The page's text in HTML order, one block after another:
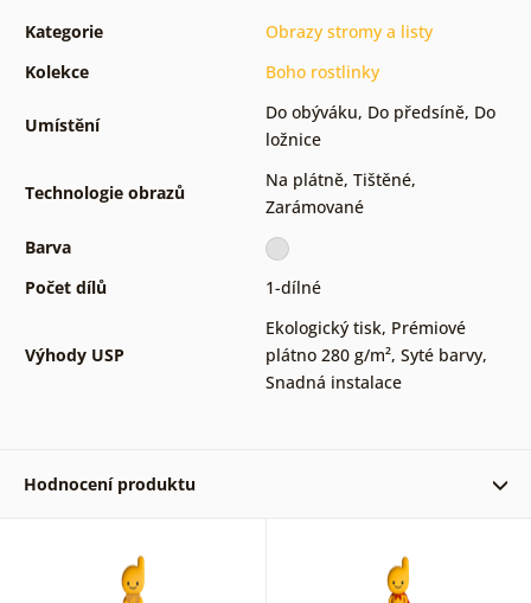
Kategorie
Obrazy stromy a listy
Kolekce
Boho rostlinky
Umístění
Do obýváku, Do předsíně, Do
ložnice
Technologie obrazů
Na plátně, Tištěné,
Zarámované
Barva
Počet dílů
1-dílné
Výhody USP
Ekologický tisk, Prémiové
plátno 280 g/m², Syté barvy,
Snadná instalace
Hodnocení produktu
Zuzana Šebestová 21. 02. 2026